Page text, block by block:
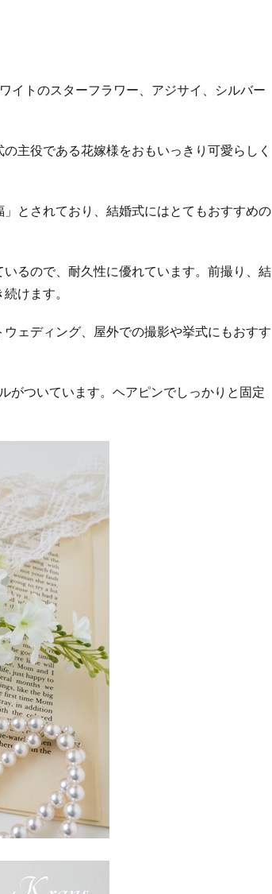
イトのスターフラワー、アジサイ、シルバー
主役である花嫁様をおもいっきり可愛らしく
とされており、結婚式にはとてもおすすめの
るので、耐久性に優れています。前撮り、結
けます。
ェディング、屋外での撮影や挙式にもおすす
がついています。ヘアピンでしっかりと固定